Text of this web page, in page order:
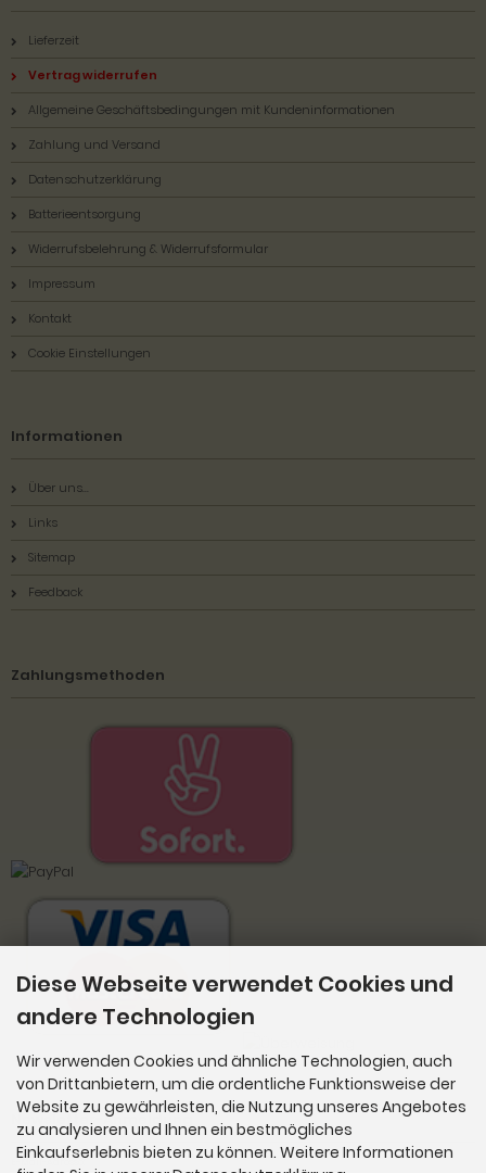
Lieferzeit
Vertrag widerrufen
Allgemeine Geschäftsbedingungen mit Kundeninformationen
Zahlung und Versand
Datenschutzerklärung
Batterieentsorgung
Widerrufsbelehrung & Widerrufsformular
Impressum
Kontakt
Cookie Einstellungen
Informationen
Über uns...
Links
Sitemap
Feedback
Zahlungsmethoden
Newsletter-Anmeldung
Diese Webseite verwendet Cookies und
andere Technologien
Wir verwenden Cookies und ähnliche Technologien, auch
von Drittanbietern, um die ordentliche Funktionsweise der
Website zu gewährleisten, die Nutzung unseres Angebotes
zu analysieren und Ihnen ein bestmögliches
Einkaufserlebnis bieten zu können. Weitere Informationen